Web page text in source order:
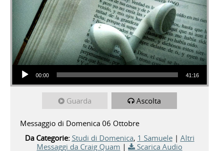
Audio Player
00:00 41:16
Guarda Ascolta
Messaggio di Domenica 06 Ottobre
Da Categorie: Studi di Domenica, 1 Samuele| Altri
Messaggi da Craig Quam | Scarica Audio